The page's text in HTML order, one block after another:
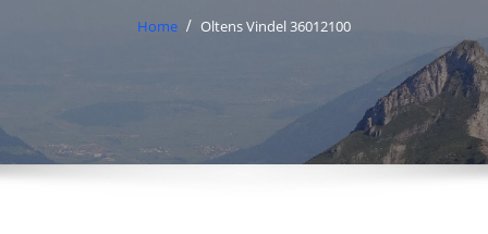
Home Oltens Vindel 36012100